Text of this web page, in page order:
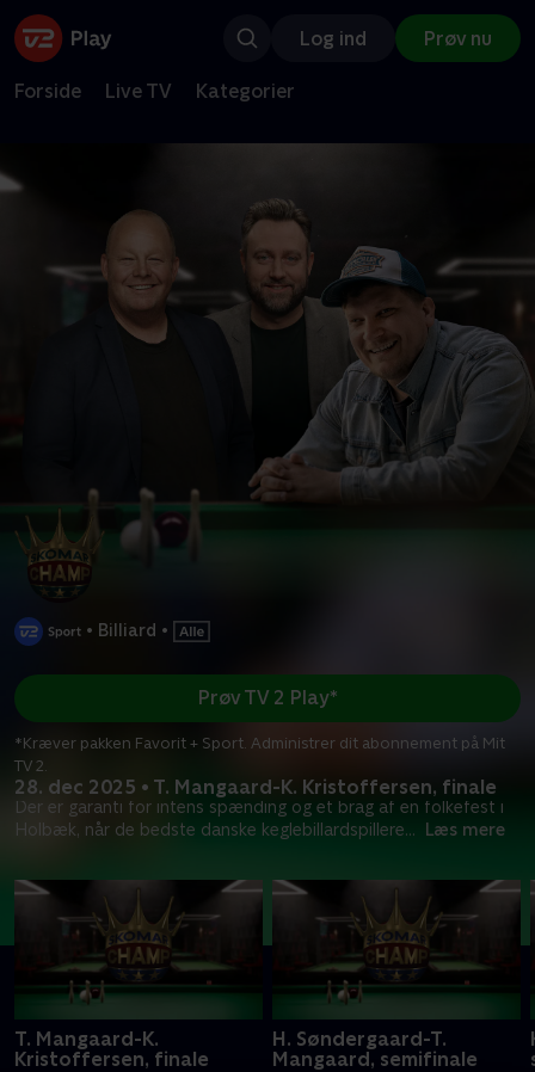
Log ind Prøv nu
Forside Live TV Kategorier
• Billiard •
28. dec 2025 • T. Mangaard-K. Kristoffersen, finale
Der er garanti for intens spænding og et brag af en folkefest i
Holbæk, når de bedste danske keglebillardspillere... Læs mere
Prøv TV 2 Play*
*Kræver pakken Favorit + Sport. Administrer dit abonnement på Mit
TV 2.
T. Mangaard-K.
Kristoffersen, finale
H. Søndergaard-T.
Mangaard, semifinale